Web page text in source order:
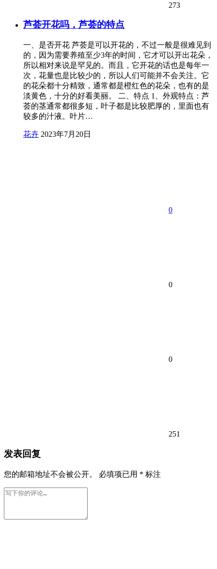
273
芦荟开花吗，芦荟的特点
一、是否开花 芦荟是可以开花的，不过一般是很难见到
的，因为需要养殖至少3年的时间，它才可以开出花朵，
所以相对来说是罕见的。而且，它开花的话也是每年一
次，花量也是比较少的，所以人们可能并不会关注。它
的花朵都十分精致，通常都是橙红色的花朵，也有的是
淡黄色，十分的好看美丽。 二、特点 1、外观特点：芦
荟的茎通常都很多短，叶子都是比较肥厚的，里面也有
较多的汁液。叶片…
花卉 2023年7月20日
0
0
0
251
发表回复
您的邮箱地址不会被公开。 必填项已用 * 标注